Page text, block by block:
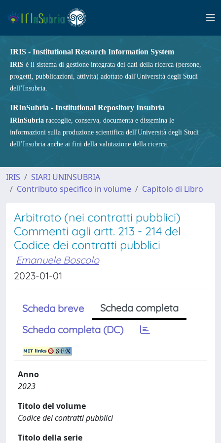
IRIS - Institutional Research Information System
IRIS è il sistema di gestione integrata dei dati della ricerca (persone,
progetti, pubblicazioni, attività) adottato dall'Università degli Studi
dell’Insubria.
IRInSubria - Institutional Repository Insubria
IRInSubria raccoglie, conserva, documenta e dissemina le
informazioni sulla produzione scientifica dell'Università degli Studi
dell’Insubria anche ai fini della valutazione della ricerca.
IRIS
SIARI UNINSUBRIA
Contributo specifico in volume
Capitolo di Libro
Arbitrato (nei contratti pubblici)
Commenti agli artt. 213 - 214 del
Codice dei contratti pubblici
Emanuele Boscolo
2023-01-01
Scheda breve
Scheda completa
Scheda completa (DC)
Anno
2023
Titolo del volume
Codice dei contratti pubblici
Titolo della serie